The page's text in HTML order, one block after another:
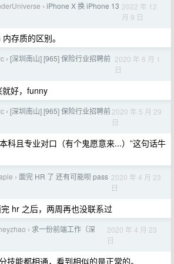
› iPhone X 换 iPhone 13 2022 年 12
月 9 日
存质的区别。
› [深圳南山] [965] 保险行业招聘前 2020 年 6 月 1
日
就好，funny
› [深圳南山] [965] 保险行业招聘前2020 年 5 月 29
日
科且专业对口（有个鬼愿意来...）”这句话牛
› 面完 HR 了 还有可能呗 pass 2020 年 4 月 23
日
hr 之后，两周再也没联系过
› 求一份前端工作（深
2020 年 4 月 23
日
技能都相通，看到相似的是正常的。